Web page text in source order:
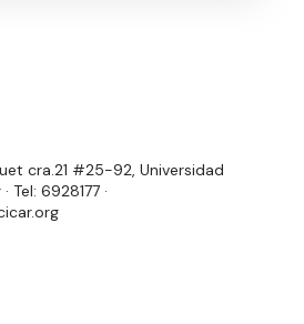
cra.21 #25-92, Universidad
Tel: 6928177 ·